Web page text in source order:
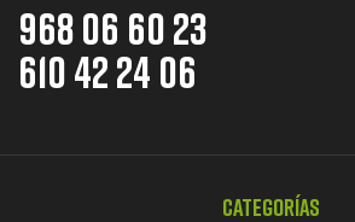
968 06 60 23
610 42 24 06
Categorías